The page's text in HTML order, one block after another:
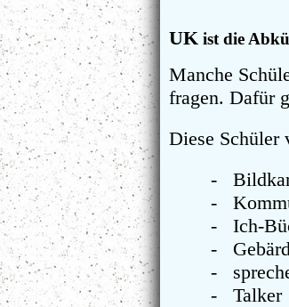
UK ist die
Manche
fragen. Dafür
Diese Schüler
-
-
- Ich-
-
-
- Talker